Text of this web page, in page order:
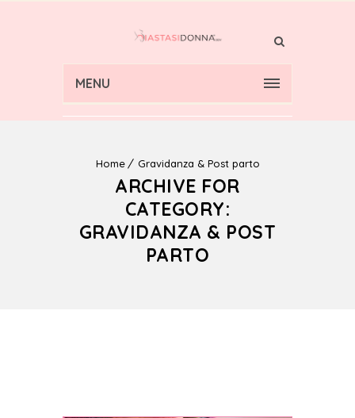
MENU
Home Gravidanza & Post parto
ARCHIVE FOR
CATEGORY:
GRAVIDANZA & POST
PARTO